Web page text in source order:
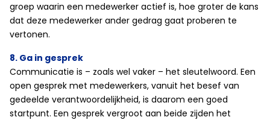
groep waarin een medewerker actief is, hoe groter de kans
dat deze medewerker ander gedrag gaat proberen te
vertonen.
8. Ga in gesprek
Communicatie is – zoals wel vaker – het sleutelwoord. Een
open gesprek met medewerkers, vanuit het besef van
gedeelde verantwoordelijkheid, is daarom een goed
startpunt. Een gesprek vergroot aan beide zijden het